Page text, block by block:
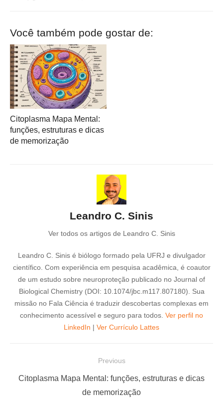
Você também pode gostar de:
Citoplasma Mapa Mental:
funções, estruturas e dicas
de memorização
Leandro C. Sinis
Ver todos os artigos de Leandro C. Sinis
Leandro C. Sinis é biólogo formado pela UFRJ e divulgador
científico. Com experiência em pesquisa acadêmica, é coautor
de um estudo sobre neuroproteção publicado no Journal of
Biological Chemistry (DOI: 10.1074/jbc.m117.807180). Sua
missão no Fala Ciência é traduzir descobertas complexas em
conhecimento acessível e seguro para todos. Ver perfil no
LinkedIn | Ver Currículo Lattes
Previous
PCitoplasma Mapa Mental: funções, estruturas e dicas
de memorização